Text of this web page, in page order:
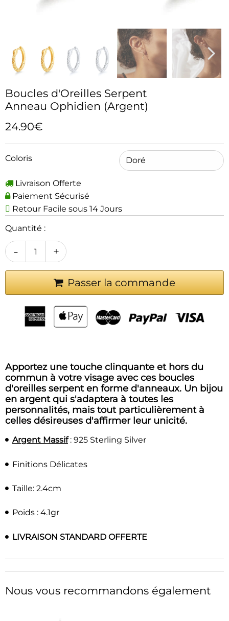
Boucles d'Oreilles Serpent
Anneau Ophidien (Argent)
24.90€
Coloris
Livraison Offerte
Paiement Sécurisé
Retour Facile sous 14 Jours
Quantité :
+
-
Passer la commande
Apportez une touche clinquante et hors du
commun à votre visage avec ces boucles
d'oreilles serpent en forme d'anneaux. Un bijou
en argent qui s'adaptera à toutes les
personnalités, mais tout particulièrement à
celles désireuses d'affirmer leur unicité.
Argent Massif: 925 Sterling Silver
Finitions Délicates
Taille: 2.4cm
Poids : 4.1gr
LIVRAISON STANDARD OFFERTE
Nous vous recommandons également